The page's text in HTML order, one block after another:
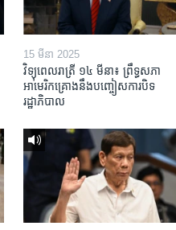
15 មីនា 2025
វិទ្យុពេលរាត្រី ១៤ មីនា៖ ព្រឹទ្ធសភា
អាមេរិកគ្រោងនឹងបញ្ចៀសការបិទ
រដ្ឋាភិបាល